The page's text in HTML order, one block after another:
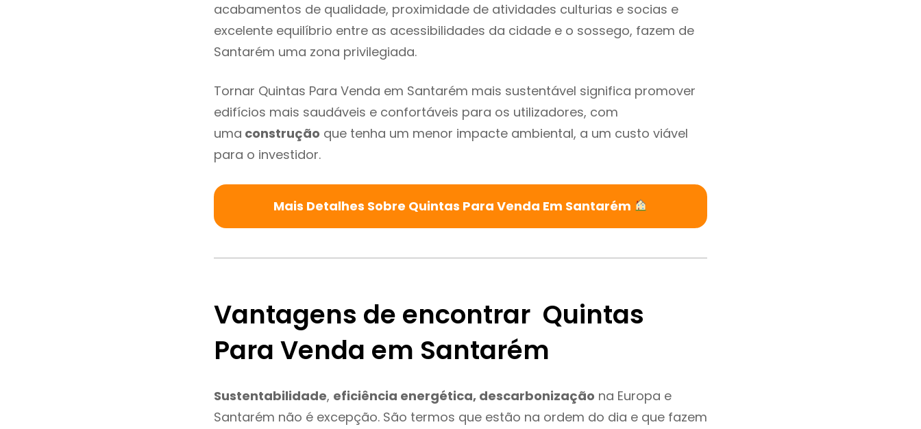
acabamentos de qualidade, proximidade de atividades culturias e socias e
excelente equilíbrio entre as acessibilidades da cidade e o sossego, fazem de
Santarém uma zona privilegiada.
Tornar Quintas Para Venda em Santarém mais sustentável significa promover
edifícios mais saudáveis e confortáveis para os utilizadores, com
uma construção que tenha um menor impacte ambiental, a um custo viável
para o investidor.
Mais Detalhes Sobre Quintas Para Venda Em Santarém
Vantagens de encontrar Quintas
Para Venda em Santarém
Sustentabilidade, eficiência energética, descarbonização na Europa e
Santarém não é excepção. São termos que estão na ordem do dia e que fazem